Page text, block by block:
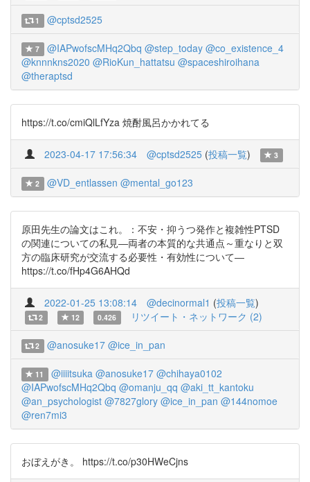
1 @cptsd2525
7 @IAPwofscMHq2Qbq @step_today @co_existence_4
@knnnkns2020 @RioKun_hattatsu @spaceshiroihana
@theraptsd
https://t.co/cmiQlLfYza 焼酎風呂かかれてる
2023-04-17 17:56:34 @cptsd2525 (投稿一覧) 3
2 @VD_entlassen @mental_go123
原田先生の論文はこれ。：不安・抑うつ発作と複雑性PTSD
の関連についての私見―両者の本質的な共通点～重なりと双
方の臨床研究が交流する必要性・有効性について―
https://t.co/fHp4G6AHQd
2022-01-25 13:08:14 @decinormal1 (投稿一覧)
2 12 0.426 リツイート・ネットワーク (2)
2 @anosuke17 @ice_in_pan
11 @iiiitsuka @anosuke17 @chihaya0102
@IAPwofscMHq2Qbq @omanju_qq @aki_tt_kantoku
@an_psychologist @7827glory @ice_in_pan @144nomoe
@ren7mi3
おぼえがき。 https://t.co/p30HWeCjns